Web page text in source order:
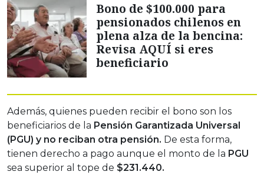
Bono de $100.000 para
pensionados chilenos en
plena alza de la bencina:
Revisa AQUÍ si eres
beneficiario
Además, quienes pueden recibir el bono son los
beneficiarios de la Pensión Garantizada Universal
(PGU) y no reciban otra pensión. De esta forma,
tienen derecho a pago aunque el monto de la PGU
sea superior al tope de $231.440.